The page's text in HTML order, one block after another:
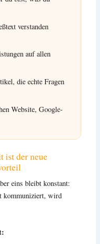
verstanden
auf allen
die echte Fragen
Website, Google-
ist der neue
eins bleibt konstant:
kommuniziert, wird